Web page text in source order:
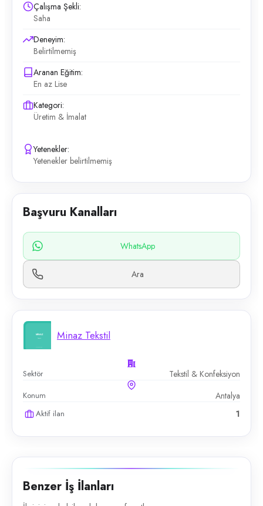
Çalışma Şekli:
Saha
Deneyim:
Belirtilmemiş
Aranan Eğitim:
En az Lise
Kategori:
Üretim & İmalat
Yetenekler:
Yetenekler belirtilmemiş
Başvuru Kanalları
WhatsApp
Ara
Minaz Tekstil
Sektör Tekstil & Konfeksiyon
Konum Antalya
Aktif ilan 1
Benzer İş İlanları